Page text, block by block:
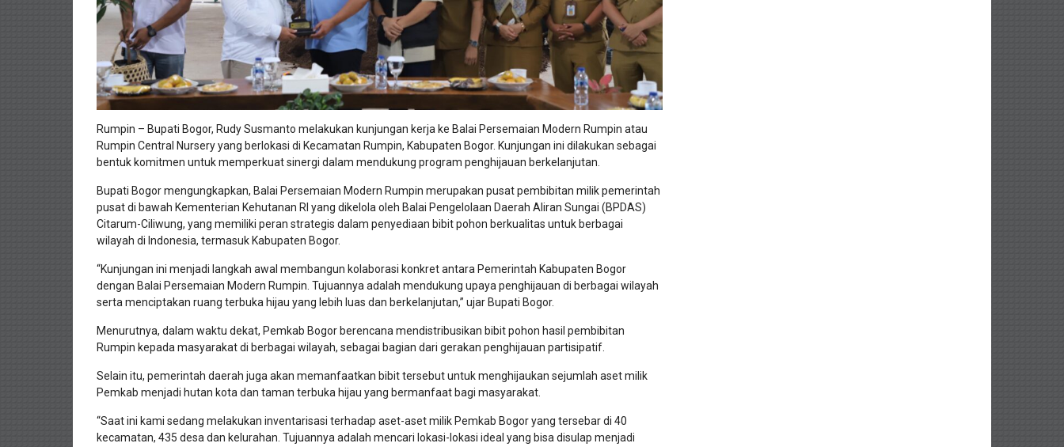
Rumpin – Bupati Bogor, Rudy Susmanto melakukan kunjungan kerja ke Balai Persemaian Modern Rumpin atau
Rumpin Central Nursery yang berlokasi di Kecamatan Rumpin, Kabupaten Bogor. Kunjungan ini dilakukan sebagai
bentuk komitmen untuk memperkuat sinergi dalam mendukung program penghijauan berkelanjutan.
Bupati Bogor mengungkapkan, Balai Persemaian Modern Rumpin merupakan pusat pembibitan milik pemerintah
pusat di bawah Kementerian Kehutanan RI yang dikelola oleh Balai Pengelolaan Daerah Aliran Sungai (BPDAS)
Citarum-Ciliwung, yang memiliki peran strategis dalam penyediaan bibit pohon berkualitas untuk berbagai
wilayah di Indonesia, termasuk Kabupaten Bogor.
“Kunjungan ini menjadi langkah awal membangun kolaborasi konkret antara Pemerintah Kabupaten Bogor
dengan Balai Persemaian Modern Rumpin. Tujuannya adalah mendukung upaya penghijauan di berbagai wilayah
serta menciptakan ruang terbuka hijau yang lebih luas dan berkelanjutan,” ujar Bupati Bogor.
Menurutnya, dalam waktu dekat, Pemkab Bogor berencana mendistribusikan bibit pohon hasil pembibitan
Rumpin kepada masyarakat di berbagai wilayah, sebagai bagian dari gerakan penghijauan partisipatif.
Selain itu, pemerintah daerah juga akan memanfaatkan bibit tersebut untuk menghijaukan sejumlah aset milik
Pemkab menjadi hutan kota dan taman terbuka hijau yang bermanfaat bagi masyarakat.
“Saat ini kami sedang melakukan inventarisasi terhadap aset-aset milik Pemkab Bogor yang tersebar di 40
kecamatan, 435 desa dan kelurahan. Tujuannya adalah mencari lokasi-lokasi ideal yang bisa disulap menjadi